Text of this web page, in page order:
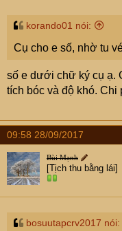
korando01 nói:
Cụ cho e số, nhờ tu
số e dưới chữ ký cụ ạ.
tích bóc và độ khó. Chi
09:58 28/09/2017
Bùi Mạnh
[Tịch thu bằng lái]
bosuutapcrv2017 nói: